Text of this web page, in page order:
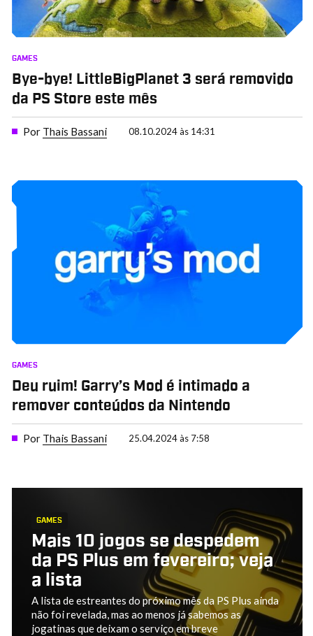
GAMES
Bye-bye! LittleBigPlanet 3 será removido
da PS Store este mês
Por Thais Bassani 08.10.2024 às 14:31
GAMES
Deu ruim! Garry’s Mod é intimado a
remover conteúdos da Nintendo
Por Thais Bassani 25.04.2024 às 7:58
GAMES
Mais 10 jogos se despedem
da PS Plus em fevereiro; veja
a lista
A lista de estreantes do próximo mês da PS Plus ainda
não foi revelada, mas ao menos já sabemos as
jogatinas que deixam o serviço em breve